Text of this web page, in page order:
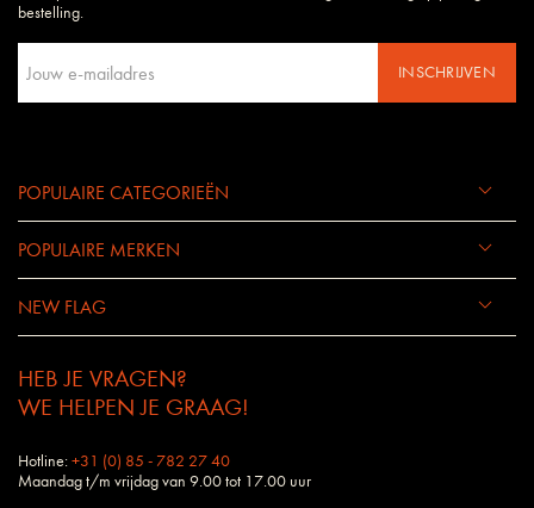
bestelling.
INSCHRIJVEN
POPULAIRE CATEGORIEËN
POPULAIRE MERKEN
NEW FLAG
HEB JE VRAGEN?
WE HELPEN JE GRAAG!
Hotline:+31 (0) 85 - 782 27 40
Maandag t/m vrijdag van 9.00 tot 17.00 uur